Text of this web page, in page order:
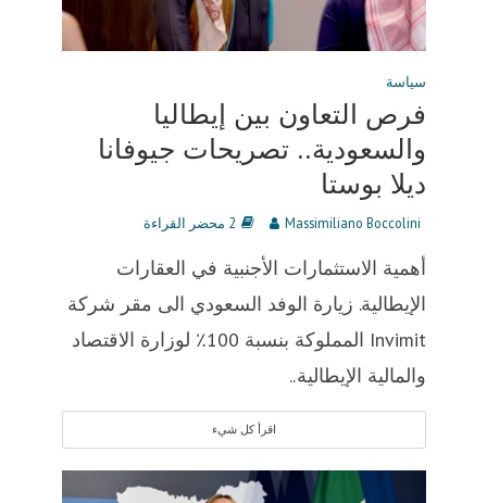
سياسة
فرص التعاون بين إيطاليا
والسعودية.. تصريحات جيوفانا
ديلا بوستا
Massimiliano Boccolini 2 محضر القراءة
أهمية الاستثمارات الأجنبية في العقارات
الإيطالية. زيارة الوفد السعودي الى مقر شركة
Invimit المملوكة بنسبة 100٪ لوزارة الاقتصاد
والمالية الإيطالية..
اقرأ كل شيء